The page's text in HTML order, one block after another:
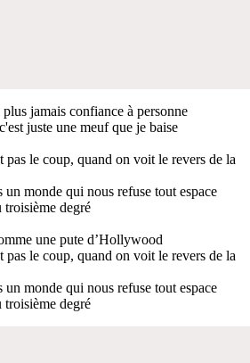
jamais confiance à personne
juste une meuf que je baise
pas le coup, quand on voit le revers de la
un monde qui nous refuse tout espace
troisième degré
une pute d’Hollywood
pas le coup, quand on voit le revers de la
un monde qui nous refuse tout espace
troisième degré